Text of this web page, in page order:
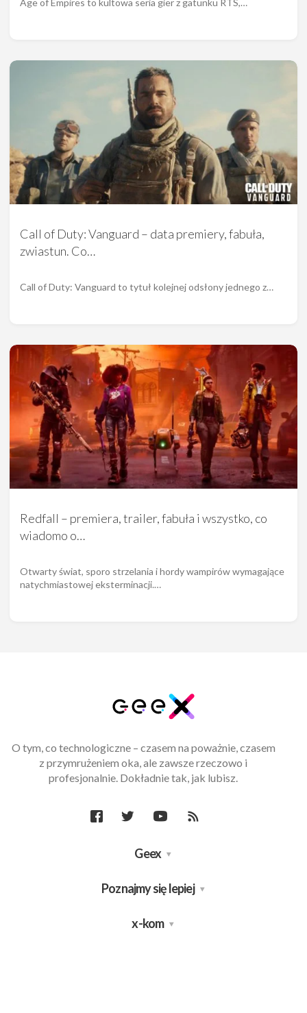
Age of Empires to kultowa seria gier z gatunku RTS,…
Call of Duty: Vanguard – data premiery, fabuła,
zwiastun. Co…
Call of Duty: Vanguard to tytuł kolejnej odsłony jednego z…
Redfall – premiera, trailer, fabuła i wszystko, co
wiadomo o…
Otwarty świat, sporo strzelania i hordy wampirów wymagające
natychmiastowej eksterminacji.…
O tym, co technologiczne – czasem na poważnie, czasem
z przymrużeniem oka, ale zawsze rzeczowo i
profesjonalnie. Dokładnie tak, jak lubisz.
Geex
Poznajmy się lepiej
x-kom